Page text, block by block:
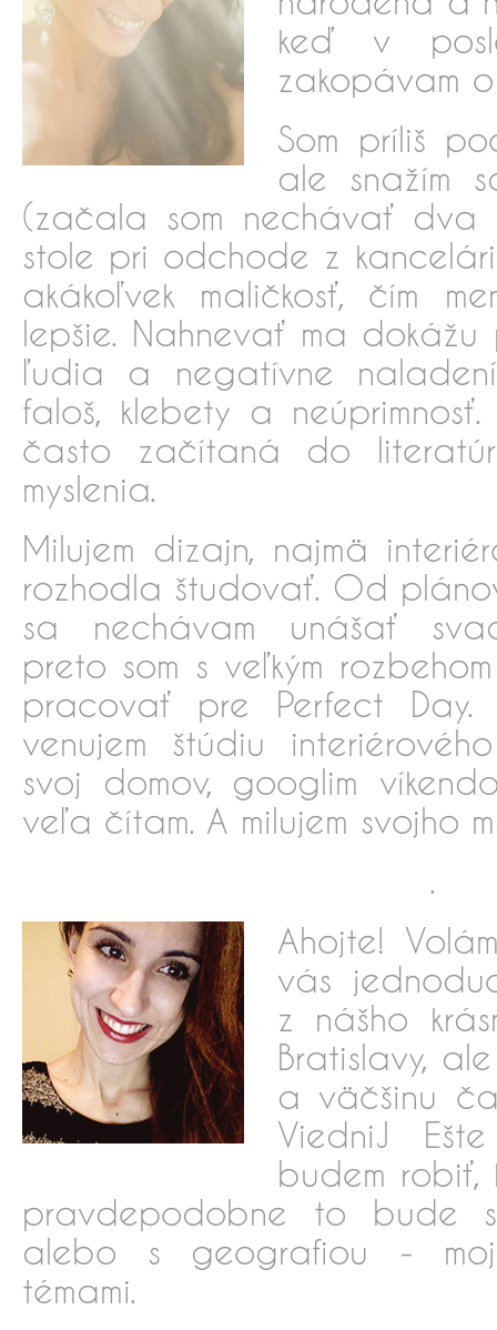
keď v
zakopávam
Som príliš
ale snažím
(začala som nechávať dva
stole pri odchode z
akákoľvek maličkosť, čím
lepšie. Nahnevať ma dokážu
ľudia a negatívne naladení
faloš, klebety a
často začítaná do
myslenia.
Milujem dizajn, najmä
rozhodla študovať. Od
sa nechávam unášať
preto som s veľkým
pracovať pre Perfect
venujem štúdiu
svoj domov, googlim
veľa čítam. A milujem svojho
.
Ahojte!
vás
z nášho
Bratislavy,
a väčšinu
ViedniJ
budem robiť,
pravdepodobne to bude
alebo s geografiou -
témami.